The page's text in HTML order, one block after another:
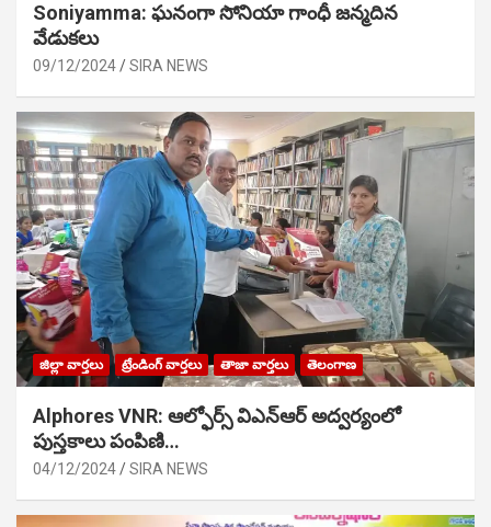
Soniyamma: ఘ‌నంగా సోనియా గాంధీ జ‌న్మ‌దిన
వేడుక‌లు
09/12/2024 SIRA NEWS
జిల్లా వార్తలు ట్రేండింగ్ వార్తలు తాజా వార్తలు తెలంగాణ
Alphores VNR: ఆల్ఫోర్స్ విఎన్ఆర్ అద్వర్యంలో
పుస్తకాలు పంపిణి…
04/12/2024 SIRA NEWS